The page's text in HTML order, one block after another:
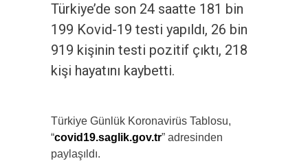
Türkiye’de son 24 saatte 181 bin
199 Kovid-19 testi yapıldı, 26 bin
919 kişinin testi pozitif çıktı, 218
kişi hayatını kaybetti.
Türkiye Günlük Koronavirüs Tablosu,
“covid19.saglik.gov.tr” adresinden
paylaşıldı.